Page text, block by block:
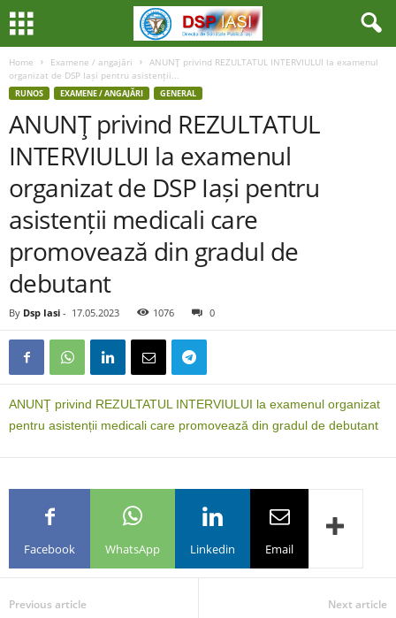
Home Examene / angajări
ANUNŢ privind REZULTATUL INTERVIULUI la examenul
organizat de DSP Iași pentru asistenții...
RUNOS EXAMENE / ANGAJĂRI GENERAL
ANUNŢ privind REZULTATUL
INTERVIULUI la examenul
organizat de DSP Iași pentru
asistenții medicali care
promovează din gradul de
debutant
By Dsp Iasi - 17.05.2023 1076 0
ANUNŢ privind REZULTATUL INTERVIULUI la examenul organizat
pentru asistenții medicali care promovează din gradul de debutant
Facebook WhatsApp Linkedin Email
Previous article Next article